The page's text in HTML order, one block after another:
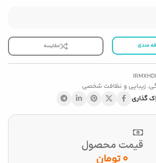
مندی مقایسه
, زیبایی و نظافت شخصی
گذاری
قیمت محصول
0تومان